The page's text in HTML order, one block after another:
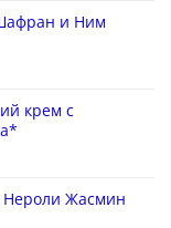
и Ним
крем с
Нероли Жасмин